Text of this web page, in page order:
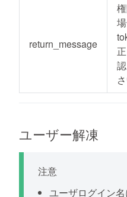
return_message
ユーザー解凍
注意
ユーザログイン